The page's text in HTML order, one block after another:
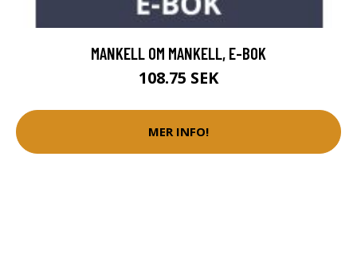
MANKELL OM MANKELL, E-BOK
108.75 SEK
MER INFO!